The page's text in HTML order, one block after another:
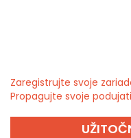
Zaregistrujte svoje
Propagujte svoje